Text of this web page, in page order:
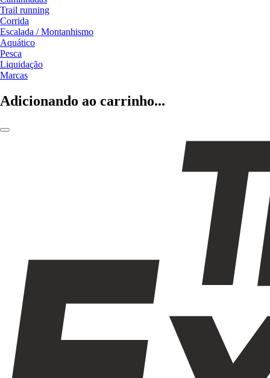
Trail running
Corrida
Escalada / Montanhismo
Aquático
Pesca
Liquidação
Marcas
Adicionando ao carrinho...